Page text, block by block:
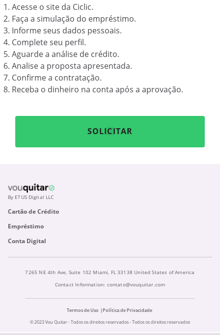
Acesse o site da Ciclic.
Faça a simulação do empréstimo.
Informe seus dados pessoais.
Complete seu perfil.
Aguarde a análise de crédito.
Analise a proposta apresentada.
Confirme a contratação.
Receba o dinheiro na conta após a aprovação.
SOLICITAR
By ETUS Digital LLC
Cartão de Crédito
Empréstimo
Conta Digital
7265 NE 4th Ave, Suite 102 Miami, FL 33138 United States of America
Contact Information: contato@vouquitar.com
Termos de Uso
Política de Privacidade
© 2023 Vou Quitar - Todos os direitos reservados - Todos os direitos reservados